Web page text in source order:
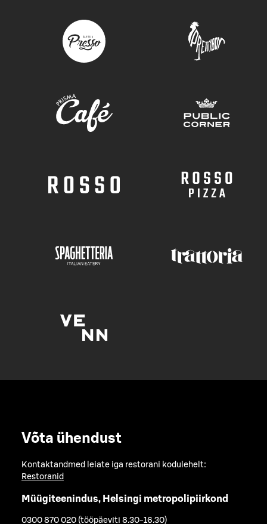
Võta ühendust
Kontaktandmed leiate iga restorani kodulehelt:
Restoranid
Müügiteenindus, Helsingi metropolipiirkond
0300 870 020 (tööpäeviti 8.30-16.30)